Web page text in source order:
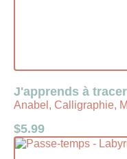
J'apprends à
Anabel, Calligraphie,
$5.99